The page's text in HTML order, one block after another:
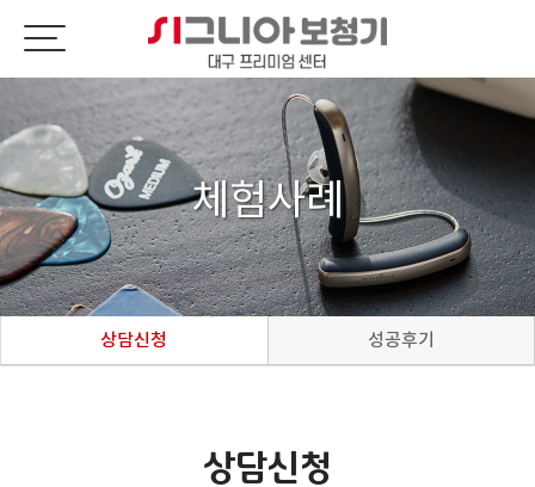
체험사례
상담신청 성공후기
상담신청